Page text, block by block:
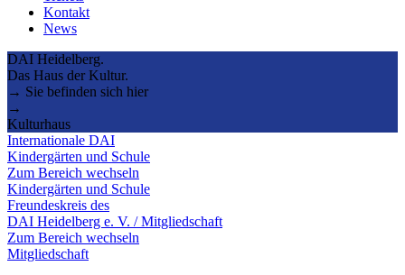
Kontakt
News
DAI Heidelberg.
Das Haus der Kultur.
→ Sie befinden sich hier
→
Kulturhaus
Internationale DAI
Kindergärten und Schule
Zum Bereich wechseln
Kindergärten und Schule
Freundeskreis des
DAI Heidelberg e. V. / Mitgliedschaft
Zum Bereich wechseln
Mitgliedschaft